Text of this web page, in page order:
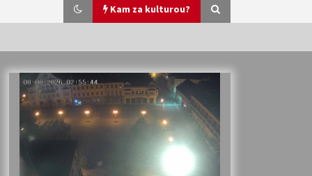
Kam za kulturou?
Veselí muzikanti
30. 7. 2026
Votavžatský ploty
23. 7. 2026